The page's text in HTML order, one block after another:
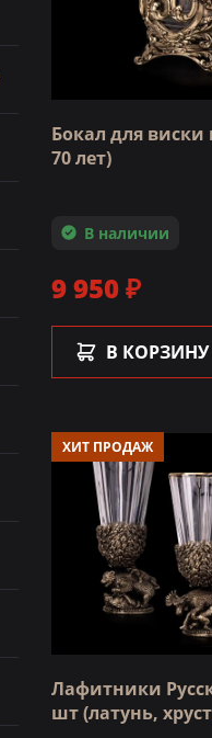
Бокал для
70 лет)
В наличии
9 950 ₽
В КОРЗИНУ
ХИТ ПРОДАЖ
Лафитники
шт (латунь,